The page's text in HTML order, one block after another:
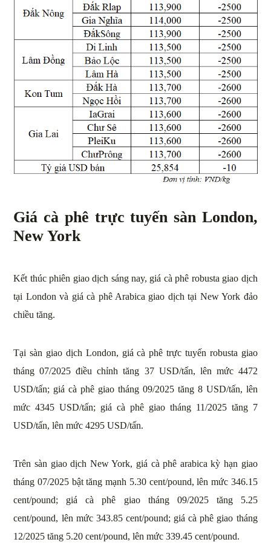
Giá cà phê trực tuyến sàn London,
New York
Kết thúc phiên giao dịch sáng nay, giá cà phê robusta giao dịch
tại London và giá cà phê Arabica giao dịch tại New York đảo
chiều tăng.
Tại sàn giao dịch London, giá cà phê trực tuyến robusta giao
tháng 07/2025 điều chỉnh tăng 37 USD/tấn, lên mức 4472
USD/tấn; giá cà phê giao tháng 09/2025 tăng 8 USD/tấn, lên
mức 4345 USD/tấn; giá cà phê giao tháng 11/2025 tăng 7
USD/tấn, lên mức 4295 USD/tấn.
Trên sàn giao dịch New York, giá cà phê arabica kỳ hạn giao
tháng 07/2025 bật tăng mạnh 5.30 cent/pound, lên mức 346.15
cent/pound; giá cà phê giao tháng 09/2025 tăng 5.25
cent/pound, lên mức 343.85 cent/pound; giá cà phê giao tháng
12/2025 tăng 5.20 cent/pound, lên mức 339.45 cent/pound.